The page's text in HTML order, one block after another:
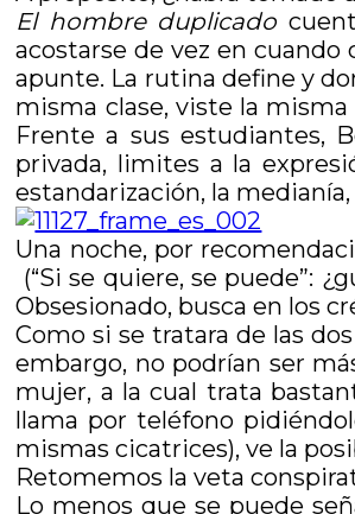
El hombre duplicado
acostarse de vez en
apunte. La rutina define y
misma clase, viste la
Frente a sus estudiantes,
privada, limites a la
estandarización, la
Una noche, por
(“Si se quiere, se puede”:
Obsesionado, busca en los
Como si se tratara de las
embargo, no podrían ser
mujer, a la cual trata
llama por teléfono
mismas cicatrices), ve la
Retomemos la veta
Lo menos que se puede